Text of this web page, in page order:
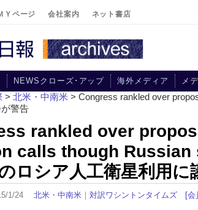
Ｙページ 会社案内 ネット書店
NEWSクローズ･アップ 海外メディア メ
> 北米・中南米 > Congress rankled over
警告
rankled over
calls though
ロシア人工衛星利用に
1/24 北米・中南米 ｜ 対訳ワシントンタイムズ [会